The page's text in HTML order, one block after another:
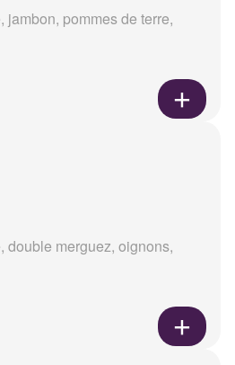
jambon, pommes de terre,
double merguez, oignons,